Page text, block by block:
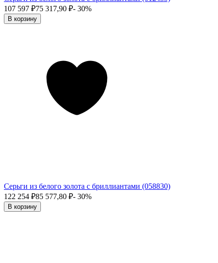
107 597 ₽75 317,90 ₽- 30%
В корзину
Серьги из белого золота с бриллиантами (058830)
122 254 ₽85 577,80 ₽- 30%
В корзину